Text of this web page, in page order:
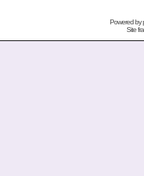
Powered by
Site